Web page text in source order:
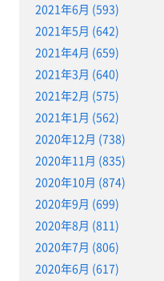
2021年6月 (593)
2021年5月 (642)
2021年4月 (659)
2021年3月 (640)
2021年2月 (575)
2021年1月 (562)
2020年12月 (738)
2020年11月 (835)
2020年10月 (874)
2020年9月 (699)
2020年8月 (811)
2020年7月 (806)
2020年6月 (617)